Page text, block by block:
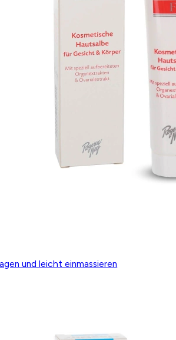
und leicht einmassieren